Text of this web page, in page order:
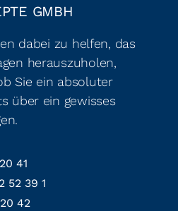
GMBH
dabei zu helfen, das
herauszuholen,
Sie ein absoluter
über ein gewisses
41
52 39 1
42